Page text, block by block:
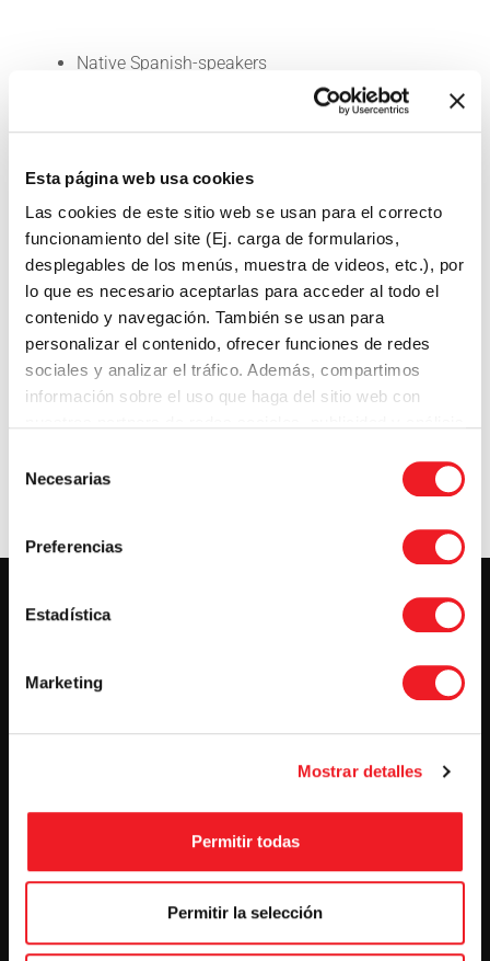
Esta página web usa cookies
Las cookies de este sitio web se usan para el correcto
funcionamiento del site (Ej. carga de formularios,
desplegables de los menús, muestra de videos, etc.), por
lo que es necesario aceptarlas para acceder al todo el
contenido y navegación. También se usan para
personalizar el contenido, ofrecer funciones de redes
sociales y analizar el tráfico. Además, compartimos
información sobre el uso que haga del sitio web con
Necesarias
Preferencias
Estadística
Marketing
Mostrar detalles
Permitir todas
Permitir la selección
Native Spanish-speakers
Full room and board in a private room
Material & Insurance
Local excursions and time to explore the
historical village
A stimulating and entertaining atmosphere
made comfortable by our staff
Inglés para empresas
Villa Inglesa
Pueblo Inglés Twenty